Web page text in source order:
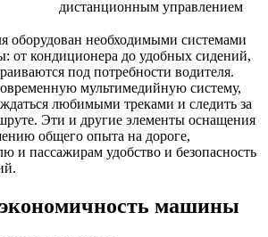
дистанционным управлением
оборудован необходимыми системами
от кондиционера до удобных сидений,
под потребности водителя.
мультимедийную систему,
любимыми треками и следить за
Эти и другие элементы оснащения
общего опыта на дороге,
и пассажирам удобство и безопасность
машины